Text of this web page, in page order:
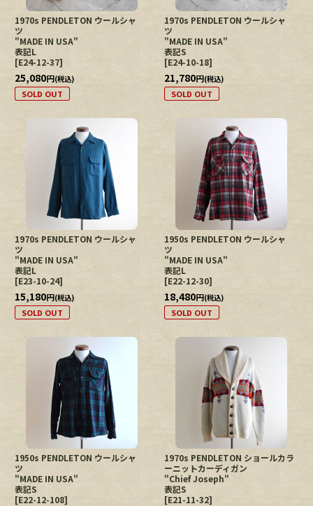
1970s PENDLETON ウールシャ
ツ
"MADE IN USA"
表記L
[E24-12-37]
25,080円(税込)
SOLD OUT
1970s PENDLETON ウールシャ
ツ
"MADE IN USA"
表記S
[E24-10-18]
21,780円(税込)
SOLD OUT
1970s PENDLETON ウールシャ
ツ
"MADE IN USA"
表記L
[E23-10-24]
15,180円(税込)
SOLD OUT
1950s PENDLETON ウールシャ
ツ
"MADE IN USA"
表記L
[E22-12-30]
18,480円(税込)
SOLD OUT
1950s PENDLETON ウールシャ
ツ
"MADE IN USA"
表記S
[E22-12-108]
1970s PENDLETON ショールカラ
ーニットカーディガン
"Chief Joseph"
表記S
[E21-11-32]